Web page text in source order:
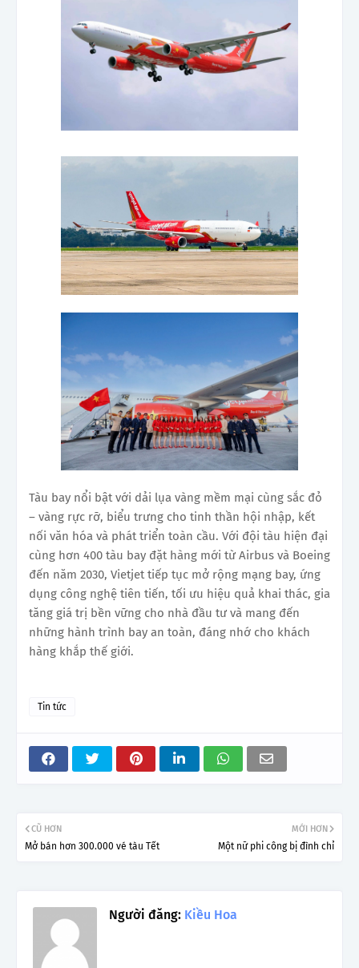
Tàu bay nổi bật với dải lụa vàng mềm mại cùng sắc đỏ
– vàng rực rỡ, biểu trưng cho tinh thần hội nhập, kết
nối văn hóa và phát triển toàn cầu. Với đội tàu hiện đại
cùng hơn 400 tàu bay đặt hàng mới từ Airbus và Boeing
đến năm 2030, Vietjet tiếp tục mở rộng mạng bay, ứng
dụng công nghệ tiên tiến, tối ưu hiệu quả khai thác, gia
tăng giá trị bền vững cho nhà đầu tư và mang đến
những hành trình bay an toàn, đáng nhớ cho khách
hàng khắp thế giới.
Tin tức
MỚI HƠN
Một nữ phi công bị đình chỉ
CŨ HƠN
Mở bán hơn 300.000 vé tàu Tết
Người đăng: Kiều Hoa